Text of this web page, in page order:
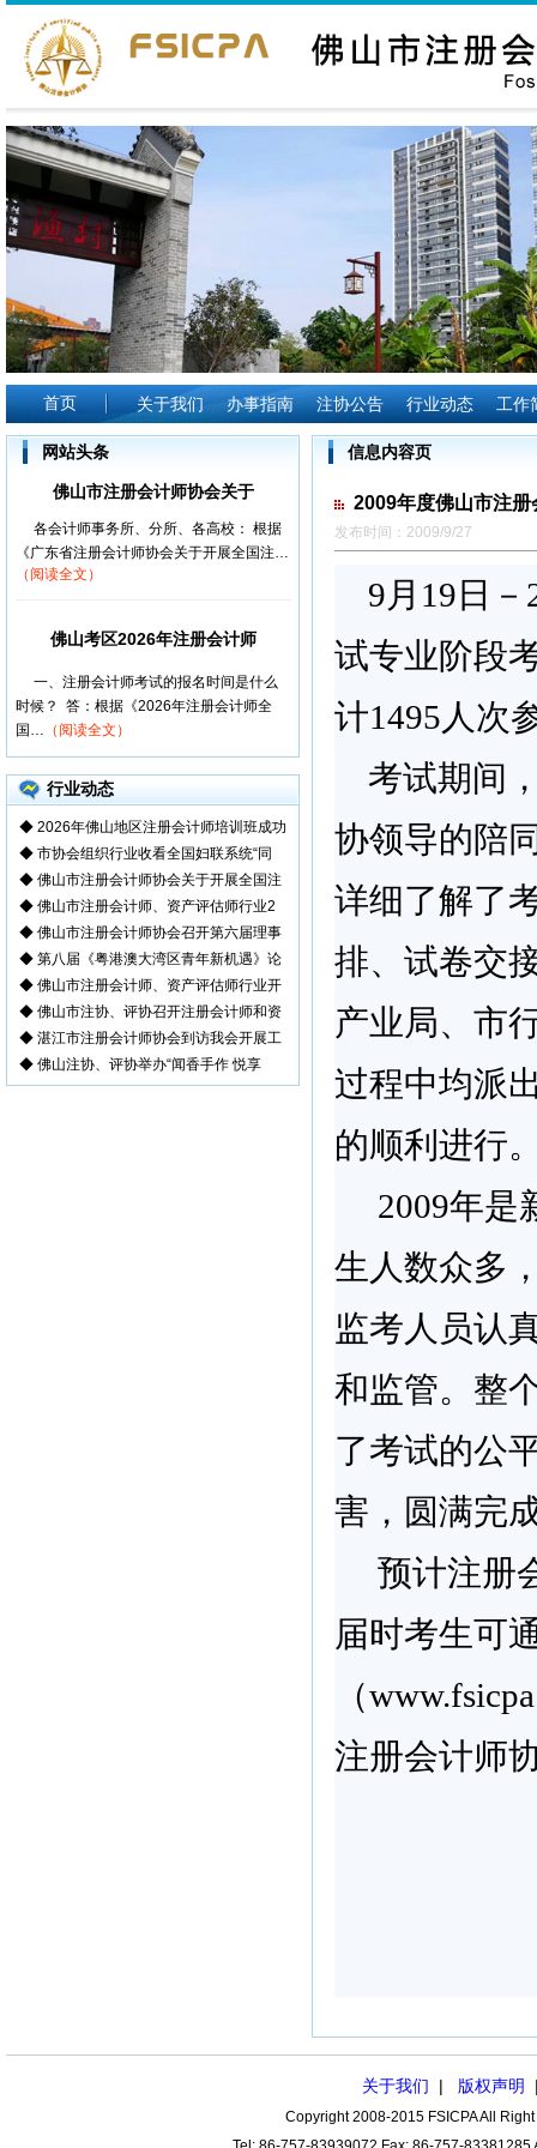
首页 关于我们 办事指南 注协公告 行业动态 工作
网站头条
佛山市注册会计师协会关于
各会计师事务所、分所、各高校： 根据
《广东省注册会计师协会关于开展全国注…
（阅读全文）
佛山考区2026年注册会计师
一、注册会计师考试的报名时间是什么
时候？ 答：根据《2026年注册会计师全
国… （阅读全文）
行业动态
◆ 2026年佛山地区注册会计师培训班成功
◆ 市协会组织行业收看全国妇联系统“同
◆ 佛山市注册会计师协会关于开展全国注
◆ 佛山市注册会计师、资产评估师行业2
◆ 佛山市注册会计师协会召开第六届理事
◆ 第八届《粤港澳大湾区青年新机遇》论
◆ 佛山市注册会计师、资产评估师行业开
◆ 佛山市注协、评协召开注册会计师和资
◆ 湛江市注册会计师协会到访我会开展工
◆ 佛山注协、评协举办“闻香手作 悦享
信息内容页
2009年度佛山市注
发布时间：2009/9/27
9月 19 日－
试专业阶段
计1495 人次
考试期间
协领导的陪
详细了解了
排、试卷交
产业局、市
过程中均派
的顺利进行
2009年是
生人数众多
监考人员认
和监管。整
了考试的公
害，圆满完
预计注册
届时考生可
（
注册会计师
关于我们 | 版权声明
Copyright 2008-2015 FSICPA All